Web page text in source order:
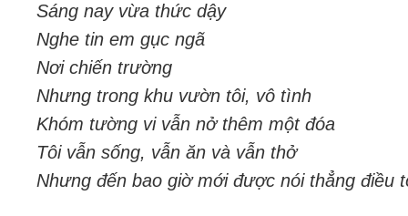
Sáng nay vừa thức dậy
Nghe tin em gục ngã
Nơi chiến trường
Nhưng trong khu vườn tôi, vô tình
Khóm tường vi vẫn nở thêm một đóa
Tôi vẫn sống, vẫn ăn và vẫn thở
Nhưng đến bao giờ mới được nói thẳng điều